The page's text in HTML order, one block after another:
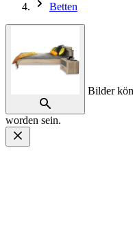
Betten
Bilder
worden sein.